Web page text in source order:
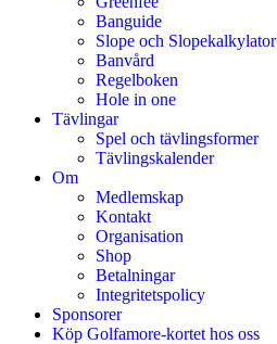
Banguide
Slope och Slopekalkylator
Banvård
Regelboken
Hole in one
Tävlingar
Spel och tävlingsformer
Tävlingskalender
Om
Medlemskap
Kontakt
Organisation
Shop
Betalningar
Integritetspolicy
Sponsorer
Köp Golfamore-kortet hos oss